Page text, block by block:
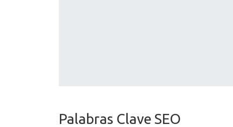
Palabras Clave SEO